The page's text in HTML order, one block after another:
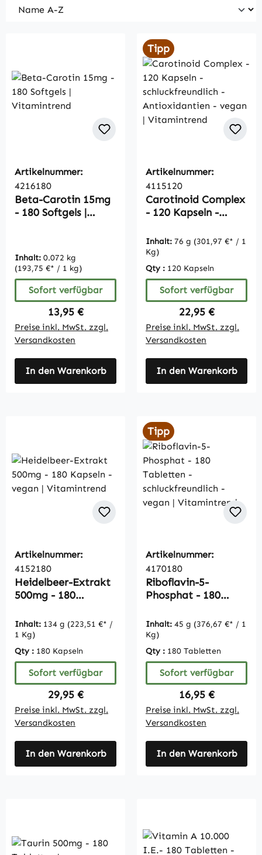
Artikelnummer:
4216180
Beta-Carotin 15mg
- 180 Softgels |
Inhalt: 0.072 kg
(193,75 €* / 1 kg)
Sofort verfügbar
Regulärer Preis:
13,95 €
Preise inkl. MwSt. zzgl.
Versandkosten
In den Warenkorb
Tipp
Artikelnummer:
4115120
Carotinoid Complex
- 120 Kapseln -
Antioxidantien -
vegan |
Vitamintrend
Inhalt: 76 g (301,97 €* / 1
Kg)
Qty : 120 Kapseln
Sofort verfügbar
Regulärer Preis:
22,95 €
Preise inkl. MwSt. zzgl.
Versandkosten
In den Warenkorb
Artikelnummer:
4152180
Heidelbeer-Extrakt
500mg - 180
Vitamintrend
Inhalt: 134 g (223,51 €* /
1 Kg)
Qty : 180 Kapseln
Sofort verfügbar
Regulärer Preis:
29,95 €
Preise inkl. MwSt. zzgl.
Versandkosten
In den Warenkorb
Tipp
Artikelnummer:
4170180
Riboflavin-5-
Phosphat - 180
schluckfreundlich -
vegan |
Vitamintrend
Inhalt: 45 g (376,67 €* / 1
Kg)
Qty : 180 Tabletten
Sofort verfügbar
Regulärer Preis:
16,95 €
Preise inkl. MwSt. zzgl.
Versandkosten
In den Warenkorb